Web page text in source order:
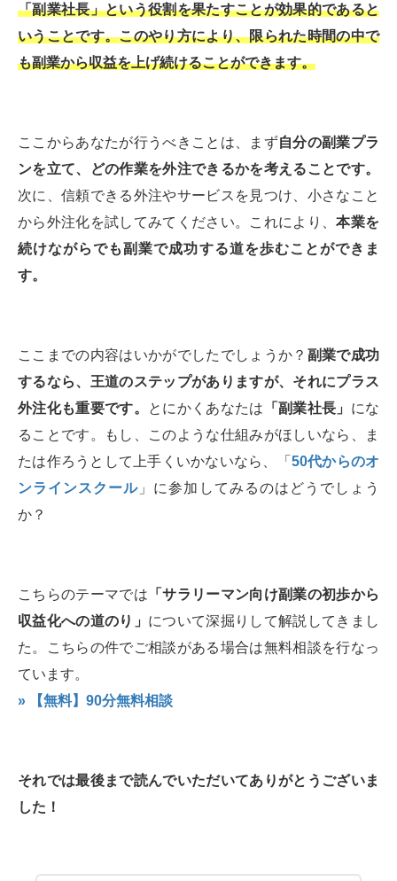
「副業社長」という役割を果たすことが効果的であると
いうことです。このやり方により、限られた時間の中で
も副業から収益を上げ続けることができます。
ここからあなたが行うべきことは、まず自分の副業プラ
ンを立て、どの作業を外注できるかを考えることです。
次に、信頼できる外注やサービスを見つけ、小さなこと
から外注化を試してみてください。これにより、本業を
続けながらでも副業で成功する道を歩むことができま
す。
ここまでの内容はいかがでしたでしょうか？ 副業で成功
するなら、王道のステップがありますが、それにプラス
外注化も重要です。
とにかくあなたは 「副業社長」 にな
ることです。もし、このような仕組みがほしいなら、ま
たは作ろうとして上手くいかないなら、「 50代からのオ
ンラインスクール 」に参加してみるのはどうでしょう
か？
こちらのテーマでは 「サラリーマン向け副業の初歩から
収益化への道のり」 について深掘りして解説してきまし
た。こちらの件でご相談がある場合は無料相談を行なっ
ています。
» 【無料】90分無料相談
それでは最後まで読んでいただいてありがとうございま
した！